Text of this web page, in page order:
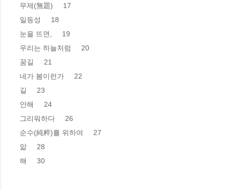
무제(無題)     17
일등성     18
눈을 뜨면,     19
우리는 하늘처럼     20
꿈길     21
네가 봄이런가     22
길     23
안해     24
그리워하다     26
순수(純粹)를 위하여     27
앎     28
해     30